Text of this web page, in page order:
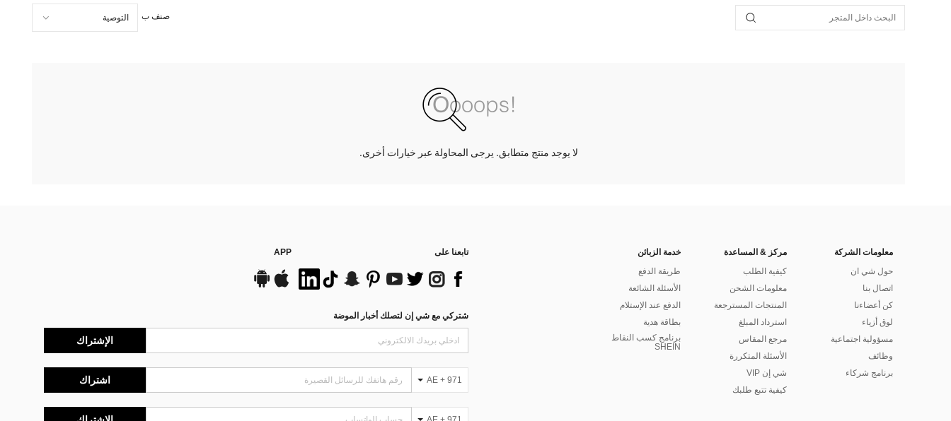
صنف ب
لا يوجد منتج متطابق. يرجى المحاولة عبر خيارات أخرى.
معلومات الشركة
حول شي ان
اتصال بنا
كن أعضاءنا
لوق أزياء
مسؤولية اجتماعية
وظائف
برنامج شركاء
مركز & المساعدة
كيفية الطلب
معلومات الشحن
المنتجات المسترجعة
استرداد المبلغ
مرجع المقاس
الأسئلة المتكررة
شي إن VIP
كيفية تتبع طلبك
خدمة الزبائن
طريقة الدفع
الأسئلة الشائعة
الدفع عند الإستلام
بطاقة هدية
برنامج كسب النقاط
SHEIN
تابعنا على APP
شتركي مع شي إن لتصلك أخبار الموضة
الإشتراك
AE + 971 اشتراك